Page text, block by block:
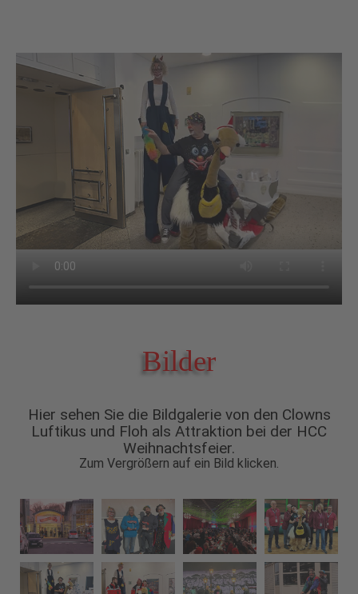
Bilder
Hier sehen Sie die Bildgalerie von den Clowns
Luftikus und Floh als Attraktion bei der HCC
Weihnachtsfeier.
Zum Vergrößern auf ein Bild klicken.